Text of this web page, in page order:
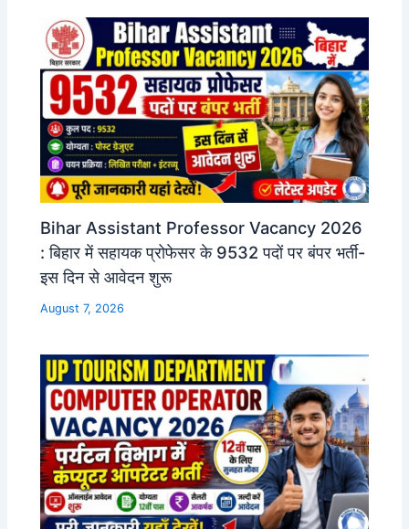
Bihar Assistant Professor Vacancy 2026
: बिहार में सहायक प्रोफेसर के 9532 पदों पर बंपर भर्ती-
इस दिन से आवेदन शुरू
August 7, 2026